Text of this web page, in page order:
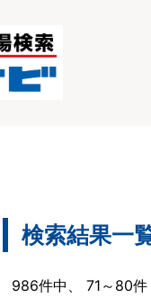
検索結果一
986件中、 71～80